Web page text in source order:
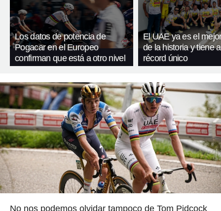
Los datos de potencia de
Pogacar en el Europeo
confirman que está a otro nivel
El UAE ya es el
de la historia y tiene
récord único
No nos podemos olvidar tampoco de Tom Pidcock